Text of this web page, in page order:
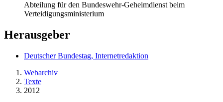
Abteilung für den Bundeswehr-Geheimdienst beim
Verteidigungsministerium
Herausgeber
Deutscher Bundestag, Internetredaktion
Webarchiv
Texte
2012